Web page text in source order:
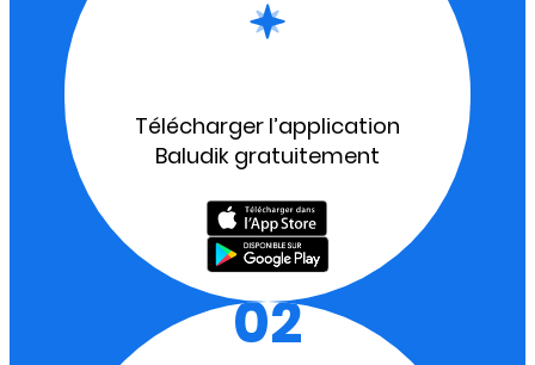
Télécharger l’application
Baludik gratuitement
02